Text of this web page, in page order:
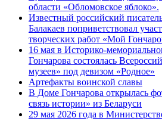
области «Обломовское яблоко».
Известный российский
Балакаев поприветствовал
творческих работ «Мой
16 мая в Историко-
Гончарова состоялась
музеев» под девизом «Родное»
Артефакты воинской славы
В Доме Гончарова открылась
связь истории» из Беларуси
29 мая 2026 года в